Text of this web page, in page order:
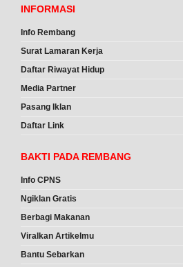
INFORMASI
Info Rembang
Surat Lamaran Kerja
Daftar Riwayat Hidup
Media Partner
Pasang Iklan
Daftar Link
BAKTI PADA REMBANG
Info CPNS
Ngiklan Gratis
Berbagi Makanan
Viralkan Artikelmu
Bantu Sebarkan